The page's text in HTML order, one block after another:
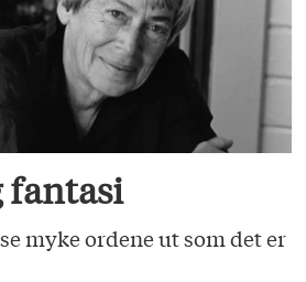
fantasi
myke ordene ut som det er